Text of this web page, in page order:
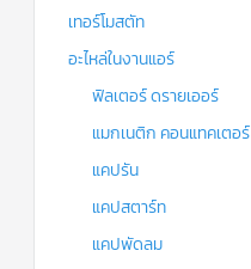
เทอร์โมสตัท
อะไหล่ในงานแอร์
ฟิลเตอร์ ดรายเออร์
แมกเนติก คอนแทคเตอร์
แคปรัน
แคปสตาร์ท
แคปพัดลม